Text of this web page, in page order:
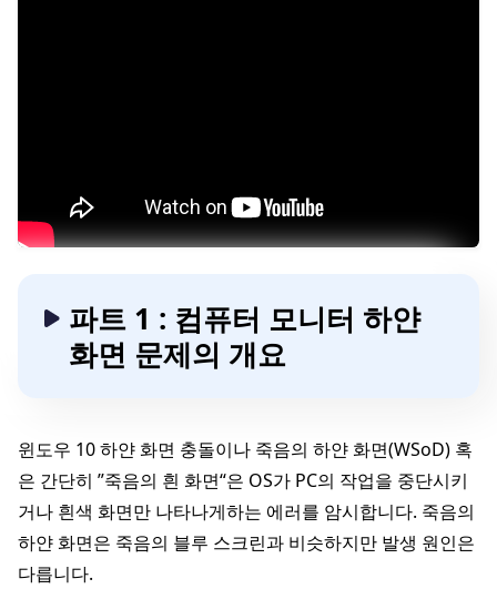
파트 1 : 컴퓨터 모니터 하얀
화면 문제의 개요
윈도우 10 하얀 화면 충돌이나 죽음의 하얀 화면(WSoD) 혹
은 간단히 ”죽음의 흰 화면“은 OS가 PC의 작업을 중단시키
거나 흰색 화면만 나타나게하는 에러를 암시합니다. 죽음의
하얀 화면은 죽음의 블루 스크린과 비슷하지만 발생 원인은
다릅니다.